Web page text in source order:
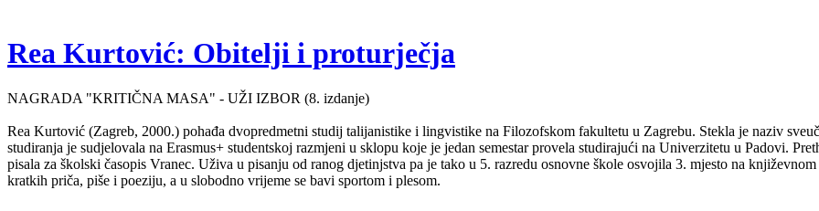
Rea Kurtović: Obitelji i proturječja
NAGRADA "KRITIČNA MASA" - UŽI IZBOR (8. izdanje)
Rea Kurtović (Zagreb, 2000.) pohađa dvopredmetni studij talijanistike i lingvistike na Filozofskom fakultetu u Zagrebu. Stekla je naziv
studiranja je sudjelovala na Erasmus+ studentskoj razmjeni u sklopu koje je jedan semestar provela studirajući na Univerzitetu u Padovi.
pisala za školski časopis Vranec. Uživa u pisanju od ranog djetinjstva pa je tako u 5. razredu osnovne škole osvojila 3. mjesto na
kratkih priča, piše i poeziju, a u slobodno vrijeme se bavi sportom i plesom.